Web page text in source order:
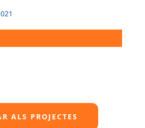
ALS PROJECTES